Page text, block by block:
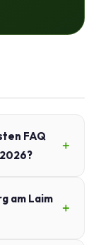
FAQ
am Laim